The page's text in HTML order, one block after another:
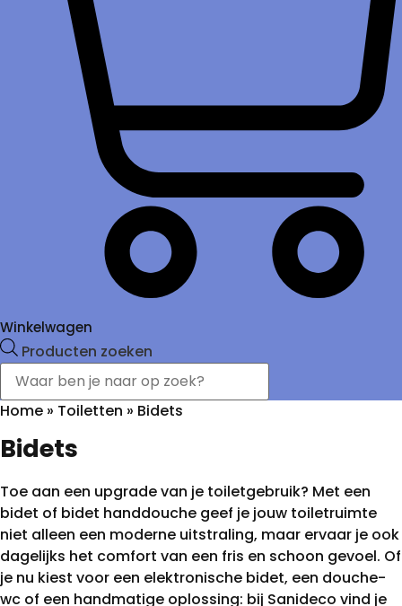
Winkelwagen
Producten zoeken
Home » Toiletten » Bidets
Bidets
Toe aan een upgrade van je toiletgebruik? Met een
bidet of bidet handdouche geef je jouw toiletruimte
niet alleen een moderne uitstraling, maar ervaar je ook
dagelijks het comfort van een fris en schoon gevoel. Of
je nu kiest voor een elektronische bidet, een douche-
wc of een handmatige oplossing: bij Sanideco vind je